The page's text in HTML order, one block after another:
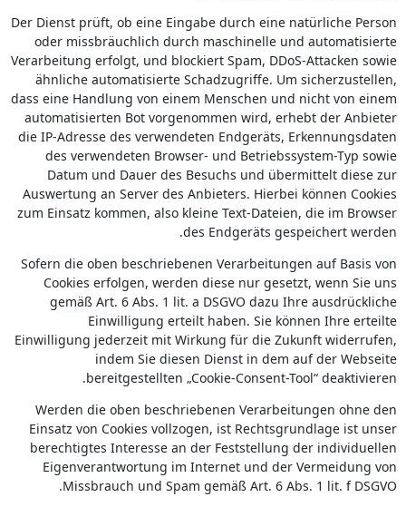
Der Dienst prüft, ob eine Eingabe durch eine natürliche Person
oder missbräuchlich durch maschinelle und automatisierte
Verarbeitung erfolgt, und blockiert Spam, DDoS-Attacken sowie
ähnliche automatisierte Schadzugriffe. Um sicherzustellen,
dass eine Handlung von einem Menschen und nicht von einem
automatisierten Bot vorgenommen wird, erhebt der Anbieter
die IP-Adresse des verwendeten Endgeräts, Erkennungsdaten
des verwendeten Browser- und Betriebssystem-Typ sowie
Datum und Dauer des Besuchs und übermittelt diese zur
Auswertung an Server des Anbieters. Hierbei können Cookies
zum Einsatz kommen, also kleine Text-Dateien, die im Browser
des Endgeräts gespeichert werden.
Sofern die oben beschriebenen Verarbeitungen auf Basis von
Cookies erfolgen, werden diese nur gesetzt, wenn Sie uns
gemäß Art. 6 Abs. 1 lit. a DSGVO dazu Ihre ausdrückliche
Einwilligung erteilt haben. Sie können Ihre erteilte
Einwilligung jederzeit mit Wirkung für die Zukunft widerrufen,
indem Sie diesen Dienst in dem auf der Webseite
bereitgestellten „Cookie-Consent-Tool“ deaktivieren.
Werden die oben beschriebenen Verarbeitungen ohne den
Einsatz von Cookies vollzogen, ist Rechtsgrundlage ist unser
berechtigtes Interesse an der Feststellung der individuellen
Eigenverantwortung im Internet und der Vermeidung von
Missbrauch und Spam gemäß Art. 6 Abs. 1 lit. f DSGVO.